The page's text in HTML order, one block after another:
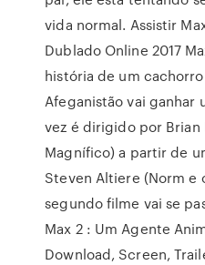
vida normal. Assistir
Dublado Online 2017
história de um
Afeganistão vai ganhar
vez é dirigido por Brian
Magnífico) a partir de
Steven Altiere (Norm e
segundo filme vai se
Max 2 : Um Agente
Download, Screen,